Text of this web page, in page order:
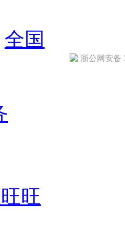
全国
浙公网安备
旺